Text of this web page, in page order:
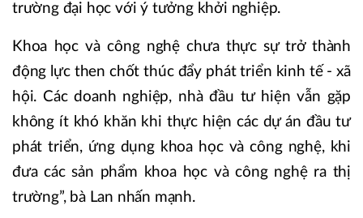
trường đại học với ý tưởng khởi nghiệp.
Khoa học và công nghệ chưa thực sự trở thành
động lực then chốt thúc đẩy phát triển kinh tế - xã
hội. Các doanh nghiệp, nhà đầu tư hiện vẫn gặp
không ít khó khăn khi thực hiện các dự án đầu tư
phát triển, ứng dụng khoa học và công nghệ, khi
đưa các sản phẩm khoa học và công nghệ ra thị
trường”, bà Lan nhấn mạnh.